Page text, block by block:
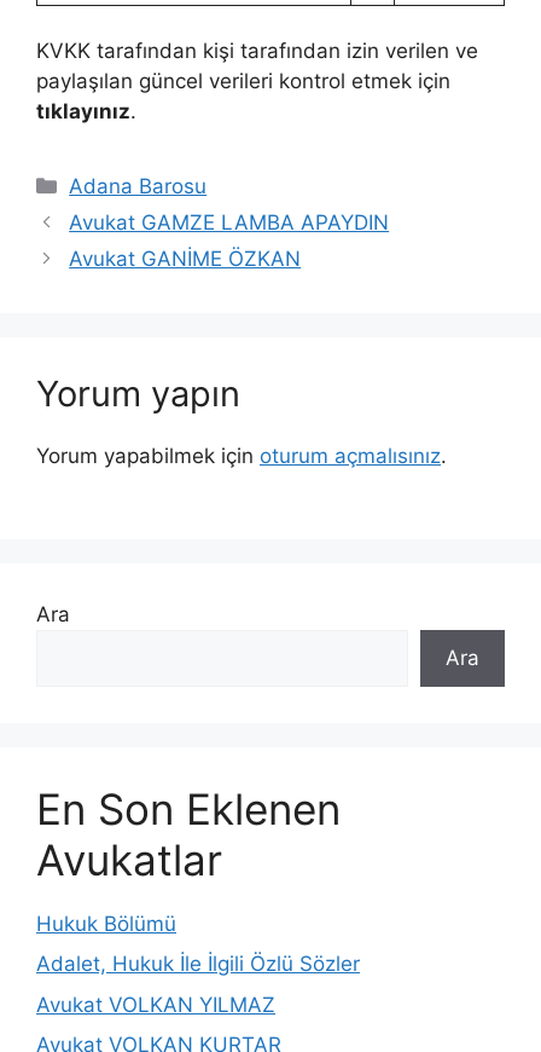
KVKK tarafından kişi tarafından izin verilen ve
paylaşılan güncel verileri kontrol etmek için
tıklayınız.
Kategoriler
Adana Barosu
Avukat GAMZE LAMBA APAYDIN
Avukat GANİME ÖZKAN
Yorum yapın
Yorum yapabilmek için oturum açmalısınız.
Ara
Ara
En Son Eklenen
Avukatlar
Hukuk Bölümü
Adalet, Hukuk İle İlgili Özlü Sözler
Avukat VOLKAN YILMAZ
Avukat VOLKAN KURTAR